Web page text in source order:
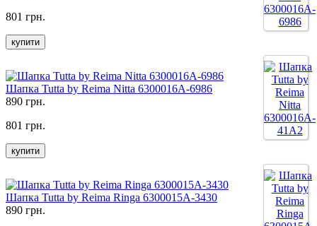
801 грн.
купити
Шапка Tutta by Reima Nitta 6300016A-6986
890 грн.
801 грн.
купити
Шапка Tutta by Reima Ringa 6300015A-3430
890 грн.